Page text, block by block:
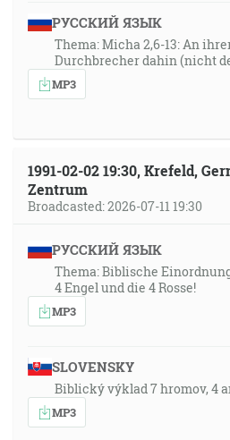
РУССКИЙ ЯЗЫК
Thema: Micha 2,6-13: An
Durchbrecher dahin (nicht
MP3
1991-02-02 19:30, Krefeld,
Zentrum
Broadcasted: 2026-07-11 19:30
РУССКИЙ ЯЗЫК
Thema: Biblische
4 Engel und die 4 Rosse!
MP3
SLOVENSKY
Biblický výklad 7 hromov, 4
MP3